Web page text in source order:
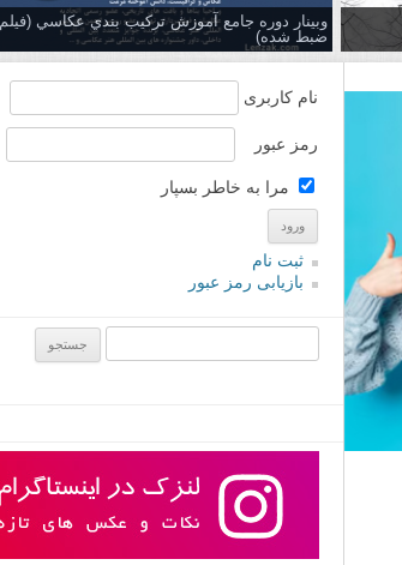
وبینار دوره جامع آموزش تركيب بندي عكاسي (فیلم
ضبط شده)
نام کاربری
رمز عبور
مرا به خاطر بسپار
ثبت نام
بازیابی رمز عبور